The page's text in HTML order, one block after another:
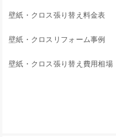
壁紙・クロス張り替え料金表
壁紙・クロスリフォーム事例
壁紙・クロス張り替え費用相場